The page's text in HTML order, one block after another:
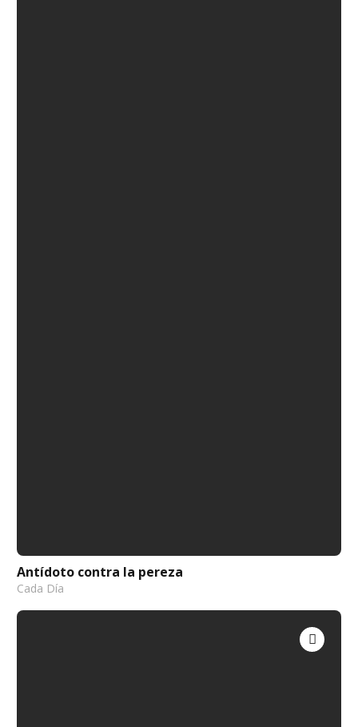
Antídoto contra la pereza
Cada Día